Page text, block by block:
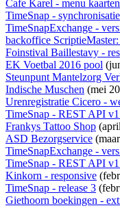
Cafe Karel - menu kaarten
TimeSnap - synchronisatie
TimeSnapExchange -
backoffice
Foinstival Baillestavy -
EK Voetbal 2016 pool
Steunpunt Mantelzorg
Indische Muschen (mei
Urenregistratie Cicero -
TimeSnap - REST API
Frankys Tattoo Shop
ASD Bezorgservice
TimeSnapExchange -
TimeSnap - REST API
Kinkorn - responsive
TimeSnap - release 3
Giethoorn boekingen -